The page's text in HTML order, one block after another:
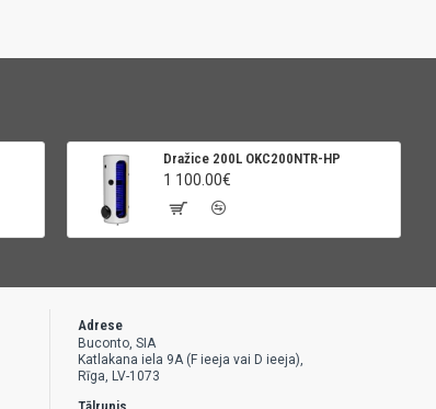
Dražice 200L OKC200NTR-HP
1 100.00€
Adrese
Buconto, SIA
Katlakana iela 9A (F ieeja vai D ieeja),
Rīga, LV-1073